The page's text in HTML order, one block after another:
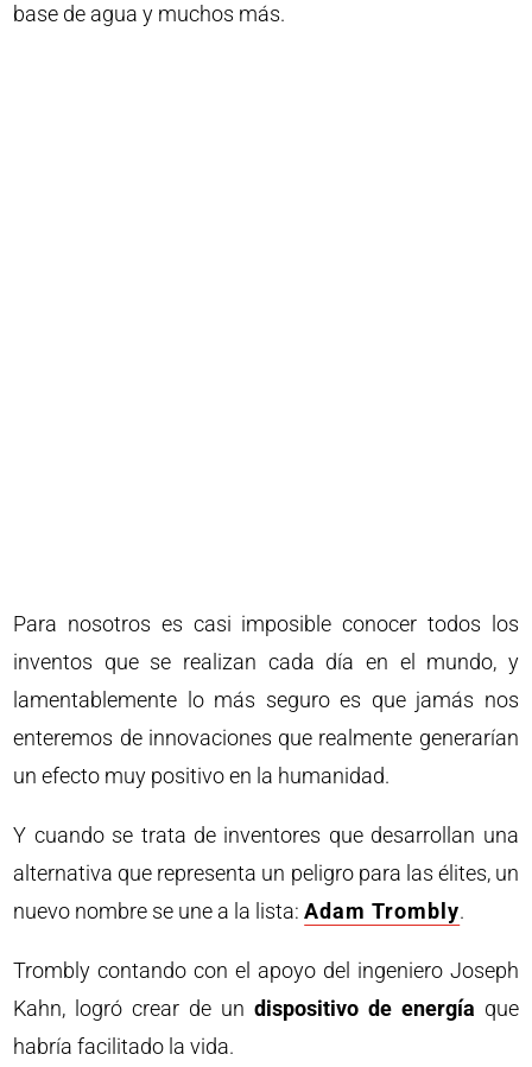
base de agua y muchos más.
Para nosotros es casi imposible conocer todos los
inventos que se realizan cada día en el mundo, y
lamentablemente lo más seguro es que jamás nos
enteremos de innovaciones que realmente generarían
un efecto muy positivo en la humanidad.
Y cuando se trata de inventores que desarrollan una
alternativa que representa un peligro para las élites, un
nuevo nombre se une a la lista:Adam Trombly.
Trombly contando con el apoyo del ingeniero Joseph
Kahn, logró crear de un dispositivo de energía que
habría facilitado la vida.